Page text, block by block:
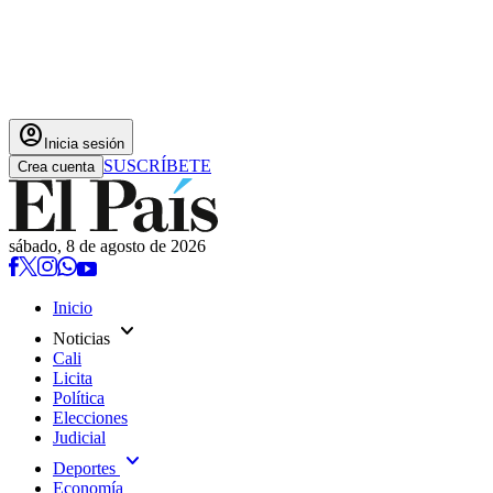
account_circle Inicia sesión
Crea cuenta SUSCRÍBETE
sábado, 8 de agosto de 2026
Inicio
Noticias expand_more
Cali
Licita
Política
Elecciones
Judicial
Deportes expand_more
Economía